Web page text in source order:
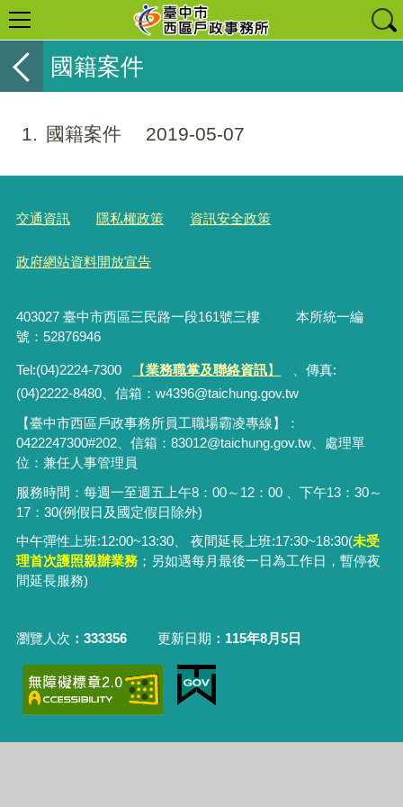
國籍案件
1 國籍案件 2019-05-07
交通資訊 隱私權政策 資訊安全政策
政府網站資料開放宣告
403027 臺中市西區三民路一段161號三樓 本所統一編
號：52876946
Tel:(04)2224-7300 【業務職掌及聯絡資訊】
、傳真:
(04)2222-8480、 信箱： w4396@taichung.gov.tw
【臺中市西區戶政事務所員工職場霸凌專線】：
0422247300#202、信箱：83012@taichung.gov.tw、處理單
位：兼任人事管理員
服務時間：每週一至週五上午8：00～12：00 、下午13：30～
17：30(例假日及國定假日除外)
中午彈性上班:12:00~13:30、 夜間延長上班:17:30~18:30(未受
理首次護照親辦業務； 另如遇每月最後一日為工作日，暫停夜
間延長服務)
瀏覽人次 333356 更新日期 115年8月5日